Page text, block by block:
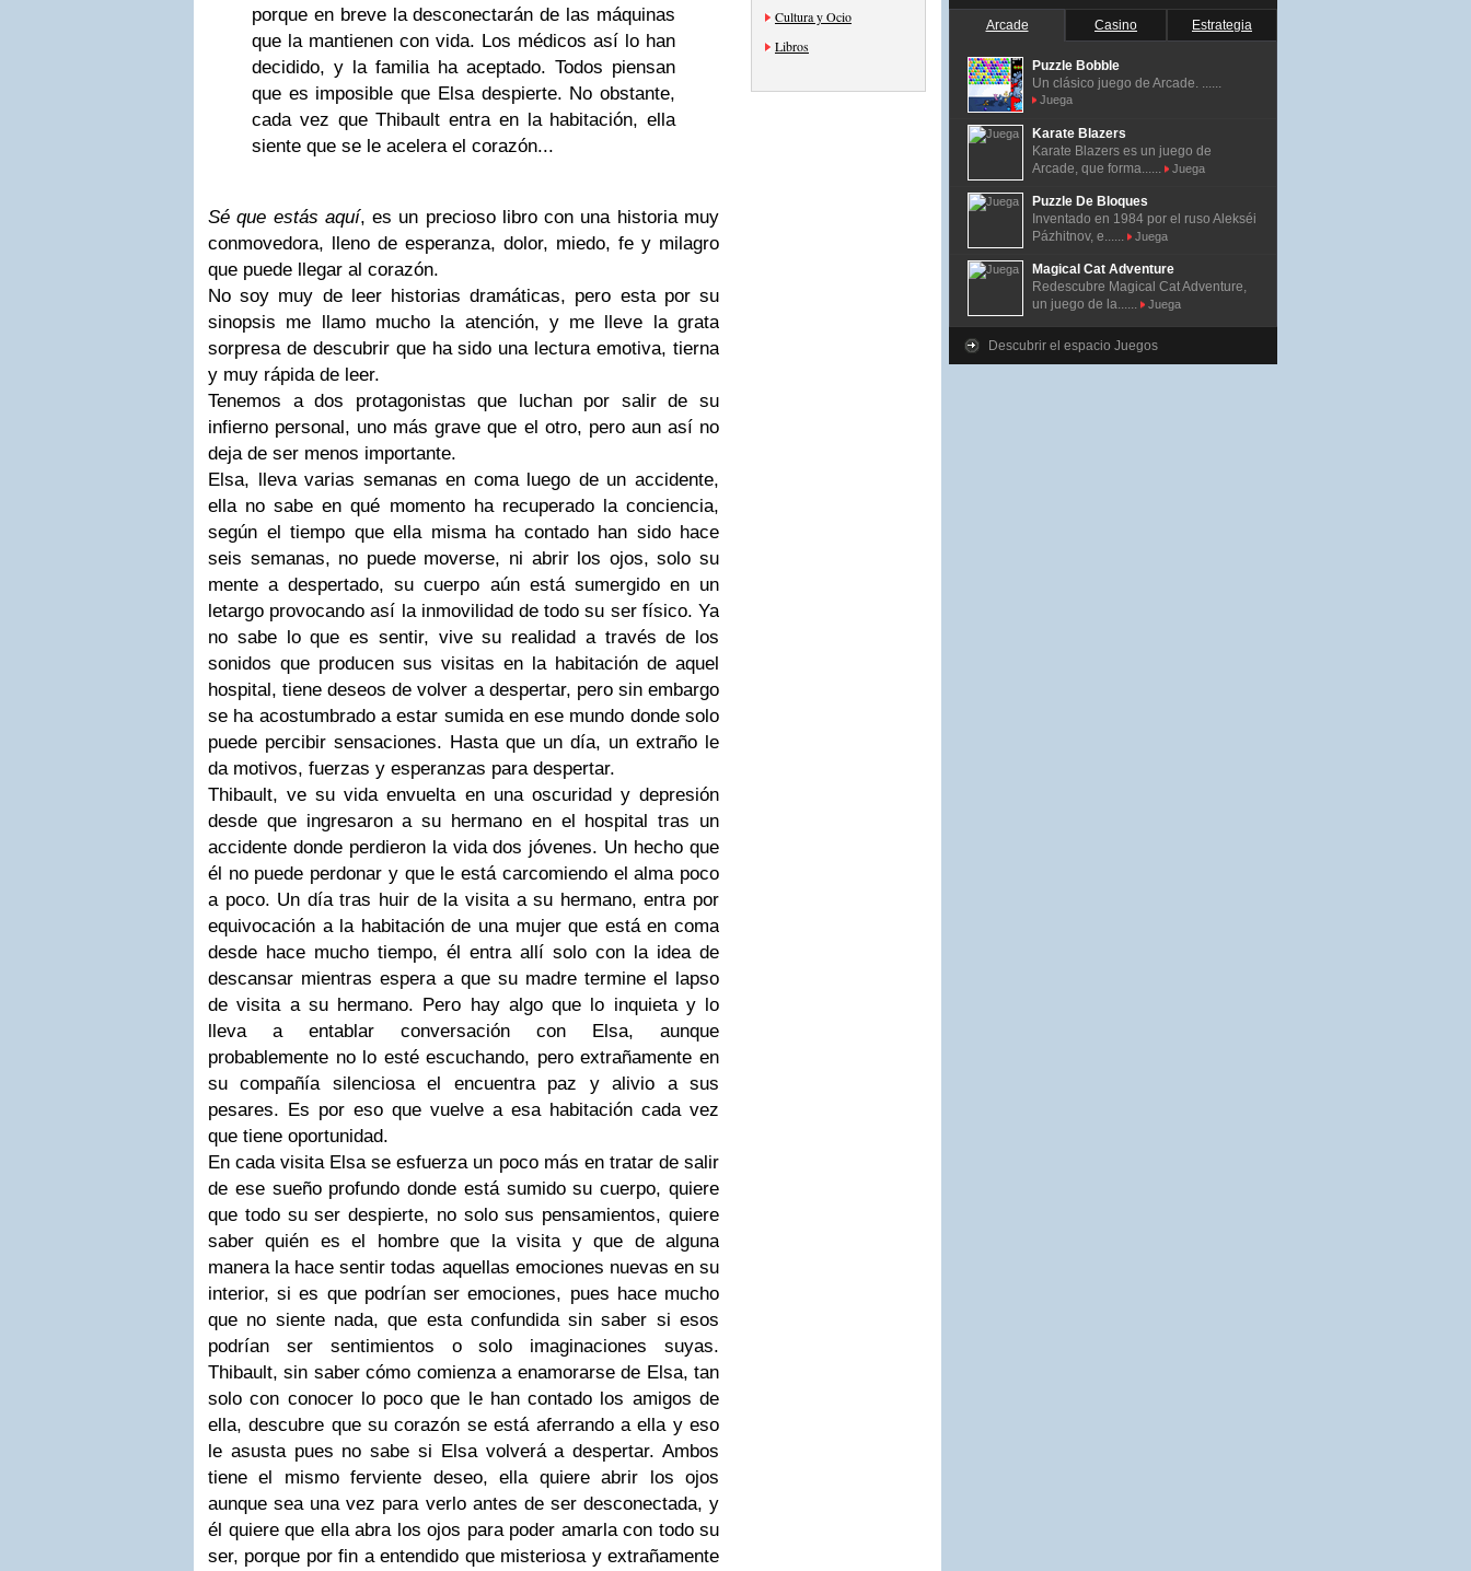
porque en breve la desconectarán de las máquinas
que la mantienen con vida. Los médicos así lo han
decidido, y la familia ha aceptado. Todos piensan
que es imposible que Elsa despierte. No obstante,
cada vez que Thibault entra en la habitación, ella
siente que se le acelera el corazón...
Sé que estás aquí, es un precioso libro con una historia muy
conmovedora, lleno de esperanza, dolor, miedo, fe y milagro
que puede llegar al corazón.
No soy muy de leer historias dramáticas, pero esta por su
sinopsis me llamo mucho la atención, y me lleve la grata
sorpresa de descubrir que ha sido una lectura emotiva, tierna
y muy rápida de leer.
Tenemos a dos protagonistas que luchan por salir de su
infierno personal, uno más grave que el otro, pero aun así no
deja de ser menos importante.
Elsa, lleva varias semanas en coma luego de un accidente,
ella no sabe en qué momento ha recuperado la conciencia,
según el tiempo que ella misma ha contado han sido hace
seis semanas, no puede moverse, ni abrir los ojos, solo su
mente a despertado, su cuerpo aún está sumergido en un
letargo provocando así la inmovilidad de todo su ser físico. Ya
no sabe lo que es sentir, vive su realidad a través de los
sonidos que producen sus visitas en la habitación de aquel
hospital, tiene deseos de volver a despertar, pero sin embargo
se ha acostumbrado a estar sumida en ese mundo donde solo
puede percibir sensaciones. Hasta que un día, un extraño le
da motivos, fuerzas y esperanzas para despertar.
Thibault, ve su vida envuelta en una oscuridad y depresión
desde que ingresaron a su hermano en el hospital tras un
accidente donde perdieron la vida dos jóvenes. Un hecho que
él no puede perdonar y que le está carcomiendo el alma poco
a poco. Un día tras huir de la visita a su hermano, entra por
equivocación a la habitación de una mujer que está en coma
desde hace mucho tiempo, él entra allí solo con la idea de
descansar mientras espera a que su madre termine el lapso
de visita a su hermano. Pero hay algo que lo inquieta y lo
lleva a entablar conversación con Elsa, aunque
probablemente no lo esté escuchando, pero extrañamente en
su compañía silenciosa el encuentra paz y alivio a sus
pesares. Es por eso que vuelve a esa habitación cada vez
que tiene oportunidad.
En cada visita Elsa se esfuerza un poco más en tratar de salir
de ese sueño profundo donde está sumido su cuerpo, quiere
que todo su ser despierte, no solo sus pensamientos, quiere
saber quién es el hombre que la visita y que de alguna
manera la hace sentir todas aquellas emociones nuevas en su
interior, si es que podrían ser emociones, pues hace mucho
que no siente nada, que esta confundida sin saber si esos
podrían ser sentimientos o solo imaginaciones suyas.
Thibault, sin saber cómo comienza a enamorarse de Elsa, tan
solo con conocer lo poco que le han contado los amigos de
ella, descubre que su corazón se está aferrando a ella y eso
le asusta pues no sabe si Elsa volverá a despertar. Ambos
tiene el mismo ferviente deseo, ella quiere abrir los ojos
aunque sea una vez para verlo antes de ser desconectada, y
él quiere que ella abra los ojos para poder amarla con todo su
ser, porque por fin a entendido que misteriosa y extrañamente
Cultura y Ocio
Libros
Arcade Casino Estrategia
Puzzle Bobble
Un clásico juego de Arcade. ......
Juega
Karate Blazers
Karate Blazers es un juego de
Arcade, que forma......
Juega
Puzzle De Bloques
Inventado en 1984 por el ruso Alekséi
Pázhitnov, e......
Juega
Magical Cat Adventure
Redescubre Magical Cat Adventure,
un juego de la......
Juega
Descubrir el espacio Juegos